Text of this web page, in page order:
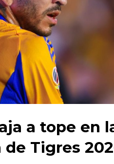
a tope en
Tigres